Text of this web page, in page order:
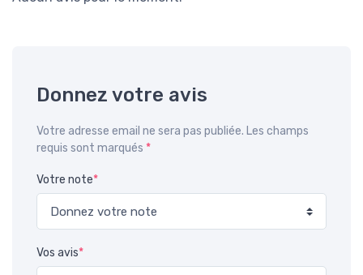
Donnez votre avis
Votre adresse email ne sera pas publiée. Les champs
requis sont marqués *
Votre note*
Vos avis*